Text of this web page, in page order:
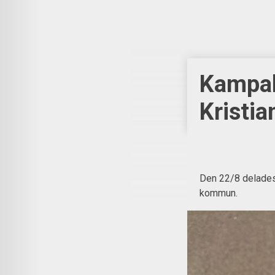
Den 22/8
kommun.